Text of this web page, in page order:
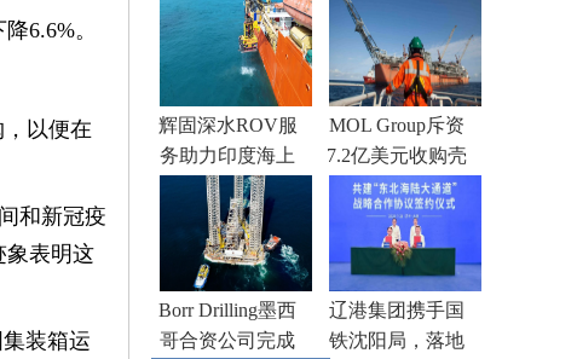
6.6%。
以便在
和新冠疫
象表明这
装箱运
辉固深水ROV服
务助力印度海上
钻井作业
MOL Group斥资
7.2亿美元收购壳
牌旗下塞浦路斯
子公司
Borr Drilling墨西
哥合资公司完成
辽港集团携手国
铁沈阳局，落地